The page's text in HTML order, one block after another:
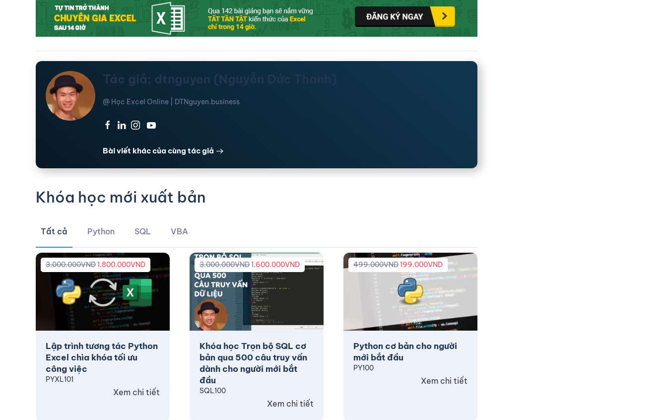
Tác giả: dtnguyen (Nguyễn Đức Thanh)
@ Học Excel Online | DTNguyen.business
· · ·
Bài viết khác của cùng tác giả
Khóa học mới xuất bản
Tất cả Python SQL VBA
Lập trình tương tác Python
Excel chìa khóa tối ưu
công việc
3.000.000VND1.800.000VND
PYXL101
Xem chi tiết
Khóa học Trọn bộ SQL cơ
bản qua 500 câu truy vấn
dành cho người mới bắt
đầu
3.000.000VND1.600.000VND
SQL100
Xem chi tiết
Python cơ bản cho người
mới bắt đầu
499.000VND199.000VND
PY100
Xem chi tiết